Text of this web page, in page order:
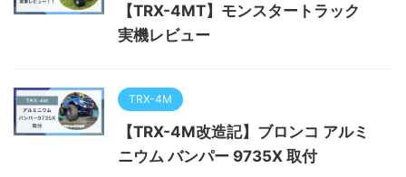
【TRX-4MT】モンスタートラック
実機レビュー
TRX-4M
【TRX-4M改造記】ブロンコ アルミ
ニウム バンパー 9735X 取付